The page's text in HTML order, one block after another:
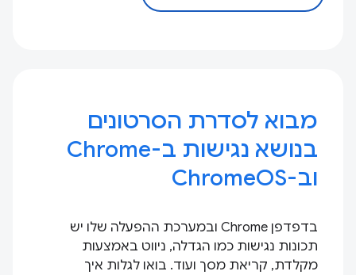
מבוא לסדרת הסרטונים
בנושא נגישות ב-Chrome
וב-ChromeOS
בדפדפן Chrome ובמערכת ההפעלה שלו יש
תכונות נגישות כמו הגדלה, ניווט באמצעות
מקלדת, קריאת מסך ועוד. בואו לגלות איך